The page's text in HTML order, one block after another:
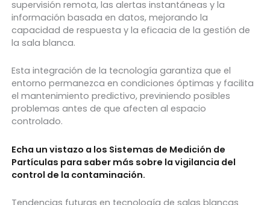
supervisión remota, las alertas instantáneas y la
información basada en datos, mejorando la
capacidad de respuesta y la eficacia de la gestión de
la sala blanca.
Esta integración de la tecnología garantiza que el
entorno permanezca en condiciones óptimas y facilita
el mantenimiento predictivo, previniendo posibles
problemas antes de que afecten al espacio
controlado.
Echa un vistazo a los Sistemas de Medición de
Partículas para saber más sobre la vigilancia del
control de la contaminación.